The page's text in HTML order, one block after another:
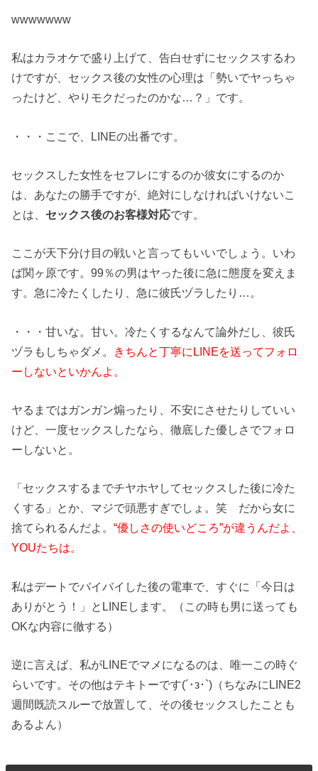
wwwwwww
私はカラオケで盛り上げて、告白せずにセックスするわ
けですが、セックス後の女性の心理は「勢いでヤっちゃ
ったけど、やりモクだったのかな…？」です。
・・・ここで、LINEの出番です。
セックスした女性をセフレにするのか彼女にするのか
は、あなたの勝手ですが、絶対にしなければいけないこ
とは、 セックス後のお客様対応です。
ここが天下分け目の戦いと言ってもいいでしょう。いわ
ば関ヶ原です。99％の男はヤった後に急に態度を変えま
す。急に冷たくしたり、急に彼氏ヅラしたり…。
・・・甘いな。甘い。冷たくするなんて論外だし、彼氏
ヅラもしちゃダメ。 きちんと丁寧にLINEを送ってフォロ
ーしないといかんよ。
ヤるまではガンガン煽ったり、不安にさせたりしていい
けど、一度セックスしたなら、徹底した優しさでフォロ
ーしないと。
「セックスするまでチヤホヤしてセックスした後に冷た
くする」とか、マジで頭悪すぎでしょ。笑 だから女に
捨てられるんだよ。“優しさの使いどころ”が違うんだよ、
YOUたちは。
私はデートでバイバイした後の電車で、すぐに「今日は
ありがとう！」とLINEします。（この時も男に送っても
OKな内容に徹する）
逆に言えば、私がLINEでマメになるのは、唯一この時ぐ
らいです。その他はテキトーです(´･з･`)（ちなみにLINE2
週間既読スルーで放置して、その後セックスしたことも
あるよん）